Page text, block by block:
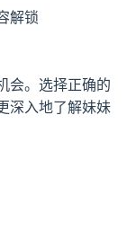
解锁
会。选择正确的
深入地了解妹妹